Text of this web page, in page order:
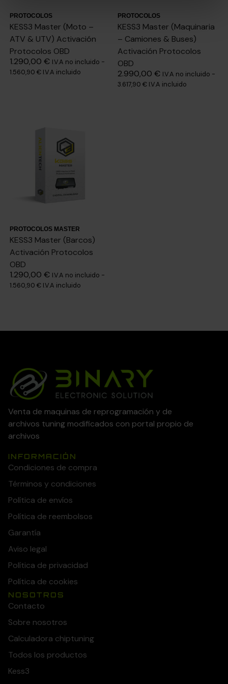
PROTOCOLOS
KESS3 Master (Moto –
ATV & UTV) Activación
Protocolos OBD
1.290,00€ I.V.A no incluido -
1.560,90€ I.V.A incluido
PROTOCOLOS
KESS3 Master (Maquinaria
– Camiones & Buses)
Activación Protocolos
OBD
2.990,00€ I.V.A no incluido -
3.617,90€ I.V.A incluido
PROTOCOLOS MASTER
KESS3 Master (Barcos)
Activación Protocolos
OBD
1.290,00€ I.V.A no incluido -
1.560,90€ I.V.A incluido
Venta de maquinas de reprogramación y de
archivos tuning modificados con portal propio de
archivos
INFORMACIÓN
Condiciones de compra
Términos y condiciones
Política de envíos
Política de reembolsos
Garantía
Aviso legal
Política de privacidad
Política de cookies
NOSOTROS
Contacto
Sobre nosotros
Calculadora chiptuning
Todos los productos
Kess3